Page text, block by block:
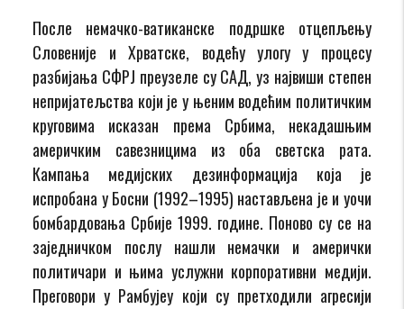
После немачко-ватиканске подршке отцепљењу
Словеније и Хрватске, водећу улогу у процесу
разбијања СФРЈ преузеле су САД, уз највиши степен
непријатељства који је у њеним водећим политичким
круговима исказан према Србима, некадашњим
америчким савезницима из оба светска рата.
Кампања медијских дезинформација која је
испробана у Босни (1992–1995) настављена је и уочи
бомбардовања Србије 1999. године. Поново су се на
заједничком послу нашли немачки и амерички
политичари и њима услужни корпоративни медији.
Преговори у Рамбујеу који су претходили агресији